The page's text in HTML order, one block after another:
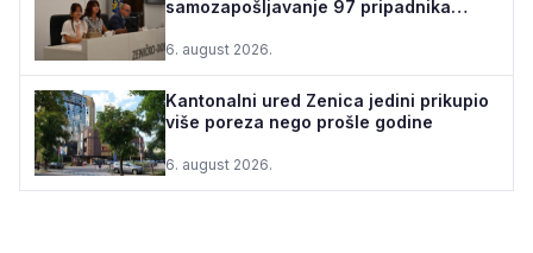
ZA STADION „TOPOLIK“
5. august 2026.•160 pregleda
samozapošljavanje 97 pripadnika
podrž...
6. august 2026.
Kantonalni ured Zenica jedini prikupio
više poreza nego prošle godine
6. august 2026.